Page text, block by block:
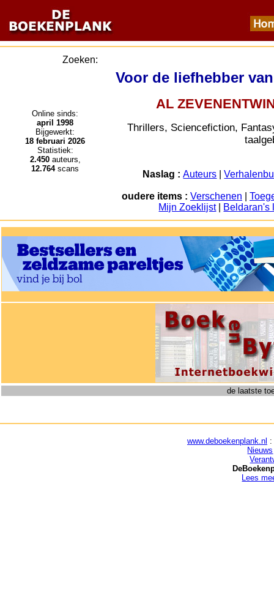
Zoeken:
Online sinds:
april 1998
Bijgewerkt:
18 februari 2026
Statistiek:
2.450 auteurs,
12.764scans
Voor de liefhebber
AL
Thrillers, Sciencefiction,
Naslag :Auteurs |
oudere items : Verschenen
Mijn Zoeklijst| Beldaran's
de laatste
www.deboekenplank.nl :
Nieuws
Lees